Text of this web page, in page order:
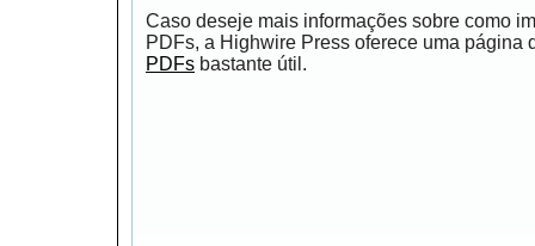
Caso deseje mais informações sobre como
PDFs, a Highwire Press oferece uma página
PDFs bastante útil.